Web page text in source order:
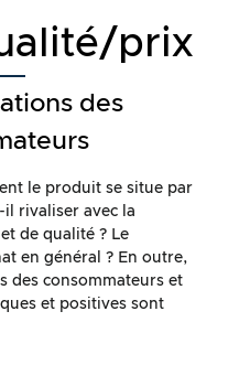
prix
des
le produit se situe par
rivaliser avec la
de qualité ? Le
en général ? En outre,
des consommateurs et
et positives sont